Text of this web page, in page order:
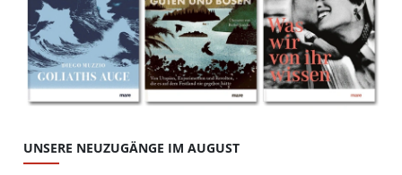
UNSERE NEUZUGÄNGE IM AUGUST